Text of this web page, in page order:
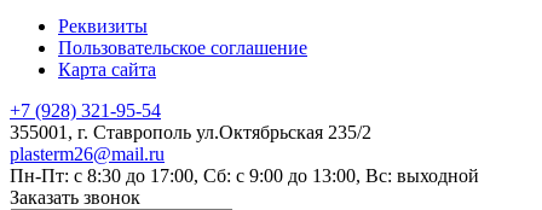
Реквизиты
Пользовательское соглашение
Карта сайта
+7 (928) 321-95-54
355001 , г. Ставрополь ул.Октябрьская 235/2
plasterm26@mail.ru
Пн-Пт: с 8:30 до 17:00, Сб: с 9:00 до 13:00, Вс: выходной
Заказать звонок